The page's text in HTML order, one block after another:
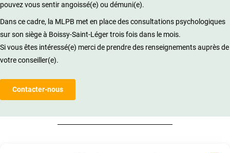
pouvez vous sentir angoissé(e) ou démuni(e).
Dans ce cadre, la MLPB met en place des consultations psychologiques
sur son siège à Boissy-Saint-Léger trois fois dans le mois.
Si vous êtes intéressé(e) merci de prendre des renseignements auprès de
votre conseiller(e).
Contacter-nous